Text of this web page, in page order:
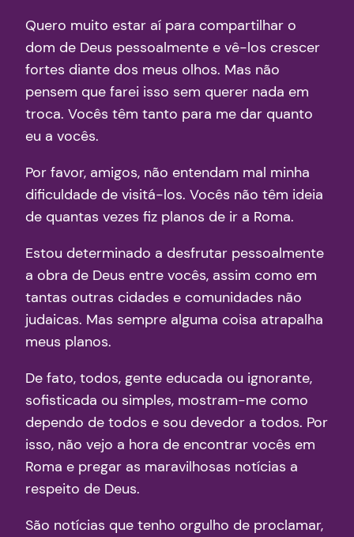
Quero muito estar aí para compartilhar o
dom de Deus pessoalmente e vê-los crescer
fortes diante dos meus olhos. Mas não
pensem que farei isso sem querer nada em
troca. Vocês têm tanto para me dar quanto
eu a vocês.
Por favor, amigos, não entendam mal minha
dificuldade de visitá-los. Vocês não têm ideia
de quantas vezes fiz planos de ir a Roma.
Estou determinado a desfrutar pessoalmente
a obra de Deus entre vocês, assim como em
tantas outras cidades e comunidades não
judaicas. Mas sempre alguma coisa atrapalha
meus planos.
De fato, todos, gente educada ou ignorante,
sofisticada ou simples, mostram-me como
dependo de todos e sou devedor a todos. Por
isso, não vejo a hora de encontrar vocês em
Roma e pregar as maravilhosas notícias a
respeito de Deus.
São notícias que tenho orgulho de proclamar,